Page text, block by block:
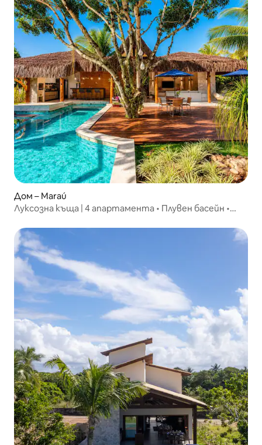
Дом – Maraú
Луксозна къща | 4 апартамента • Плувен басейн •